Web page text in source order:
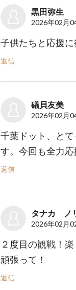
黒田弥生
2026年02月
子供たちと応援に
返信
礒貝友美
2026年02月
千葉ドット、と
す。今回も全力応
返信
タナカ ノ
2026年02月
２度目の観戦！
頑張って！
返信